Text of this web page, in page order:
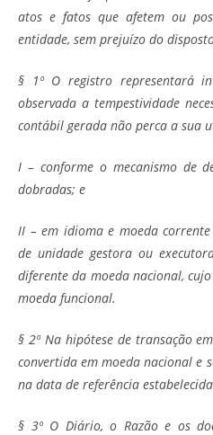
atos e fatos que afetem ou
entidade, sem prejuízo do
§ 1º O registro representará
observada a tempestividade
contábil gerada não perca a sua
I – conforme o mecanismo de
dobradas; e
II – em idioma e moeda
de unidade gestora ou
diferente da moeda nacional,
moeda funcional.
§ 2º Na hipótese de transação
convertida em moeda nacional e
na data de referência
§ 3º O Diário, o Razão e os